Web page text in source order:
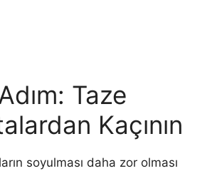
Taze
Kaçının
soyulması daha zor olması